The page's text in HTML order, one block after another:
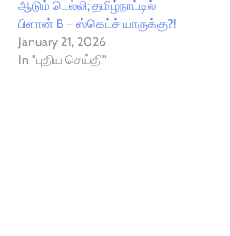
ஆடும் டெல்லி; தமிழ்நாட்டில்
பிளான் B – ஸ்கெட்ச் யாருக்கு?!
January 21, 2026
In "புதிய செய்தி"